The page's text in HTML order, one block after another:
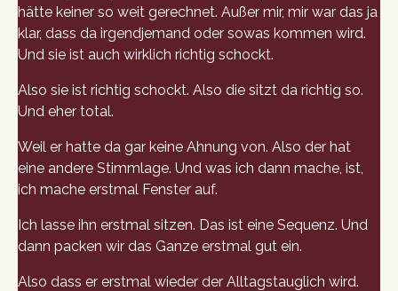
hätte keiner so weit gerechnet. Außer mir, mir war das ja
klar, dass da irgendjemand oder sowas kommen wird.
Und sie ist auch wirklich richtig schockt.
Also sie ist richtig schockt. Also die sitzt da richtig so.
Und eher total.
Weil er hatte da gar keine Ahnung von. Also der hat
eine andere Stimmlage. Und was ich dann mache, ist,
ich mache erstmal Fenster auf.
Ich lasse ihn erstmal sitzen. Das ist eine Sequenz. Und
dann packen wir das Ganze erstmal gut ein.
Also dass er erstmal wieder der Alltagstauglich wird.